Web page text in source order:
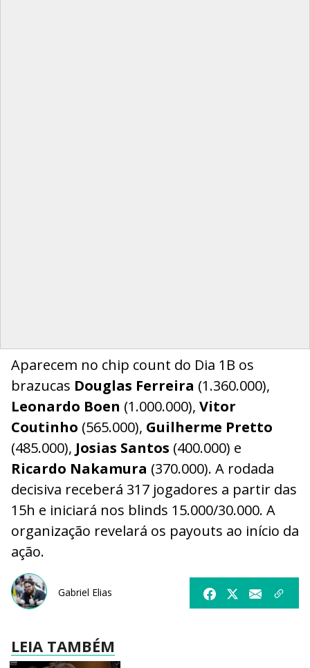
Aparecem no chip count do Dia 1B os
brazucas Douglas Ferreira (1.360.000),
Leonardo Boen (1.000.000), Vitor
Coutinho (565.000), Guilherme Pretto
(485.000), Josias Santos (400.000) e
Ricardo Nakamura (370.000). A rodada
decisiva receberá 317 jogadores a partir das
15h e iniciará nos blinds 15.000/30.000. A
organização revelará os payouts ao início da
ação.
Gabriel Elias
LEIA TAMBÉM